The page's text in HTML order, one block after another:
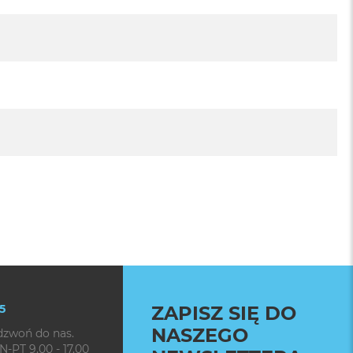
ZAPISZ SIĘ DO
NASZEGO
do nas.
PT 9.00 - 17.00